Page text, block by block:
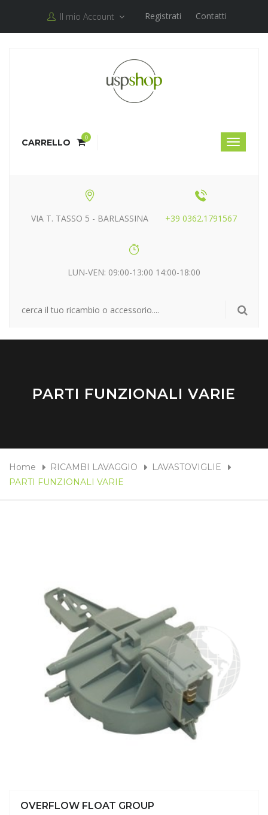
Il mio Account Registrati Contatti
CARRELLO 0
VIA T. TASSO 5 - BARLASSINA +39 0362.1791567
LUN-VEN: 09:00-13:00 14:00-18:00
PARTI FUNZIONALI VARIE
Home RICAMBI LAVAGGIO
LAVASTOVIGLIE
PARTI FUNZIONALI VARIE
OVERFLOW FLOAT GROUP